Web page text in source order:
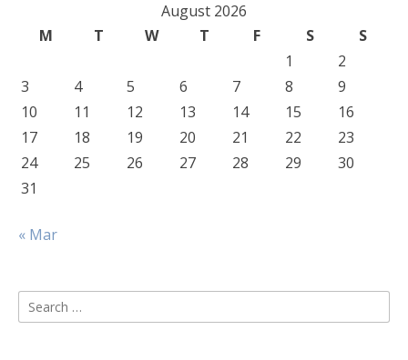
August 2026
M
T W T F S
S
1
2
3
4 5 6 7 8
9
10
11 12 13 14 15
16
17
18 19 20 21 22
23
24
25 26 27 28 29
30
31
« Mar
Search
for: